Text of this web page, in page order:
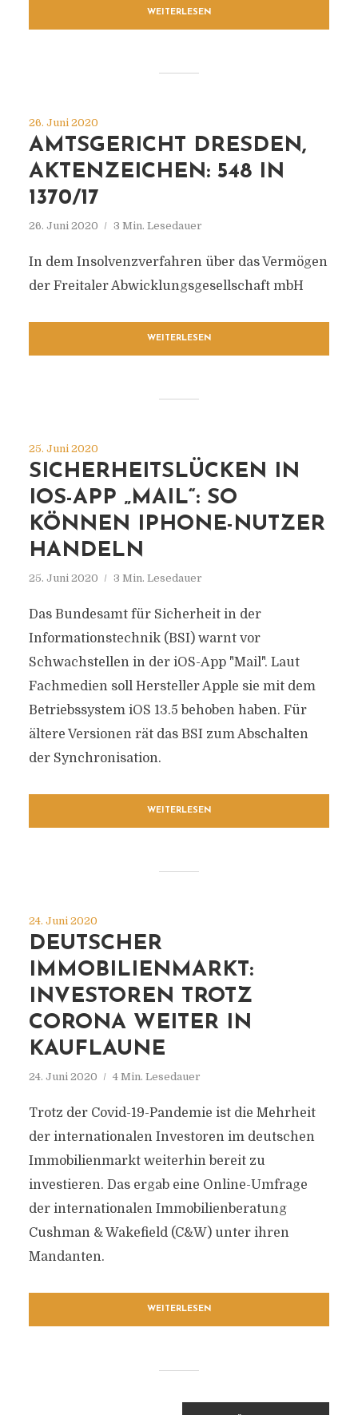
WEITERLESEN
26. Juni 2020
AMTSGERICHT DRESDEN,
AKTENZEICHEN: 548 IN
1370/17
26. Juni 2020 3 Min. Lesedauer
In dem Insolvenzverfahren über das Vermögen
der Freitaler Abwicklungsgesellschaft mbH
WEITERLESEN
25. Juni 2020
SICHERHEITSLÜCKEN IN
IOS-APP „MAIL“: SO
KÖNNEN IPHONE-NUTZER
HANDELN
25. Juni 2020 3 Min. Lesedauer
Das Bundesamt für Sicherheit in der
Informationstechnik (BSI) warnt vor
Schwachstellen in der iOS-App "Mail". Laut
Fachmedien soll Hersteller Apple sie mit dem
Betriebssystem iOS 13.5 behoben haben. Für
ältere Versionen rät das BSI zum Abschalten
der Synchronisation.
WEITERLESEN
24. Juni 2020
DEUTSCHER
IMMOBILIENMARKT:
INVESTOREN TROTZ
CORONA WEITER IN
KAUFLAUNE
24. Juni 2020 4 Min. Lesedauer
Trotz der Covid-19-Pandemie ist die Mehrheit
der internationalen Investoren im deutschen
Immobilienmarkt weiterhin bereit zu
investieren. Das ergab eine Online-Umfrage
der internationalen Immobilienberatung
Cushman & Wakefield (C&W) unter ihren
Mandanten.
WEITERLESEN